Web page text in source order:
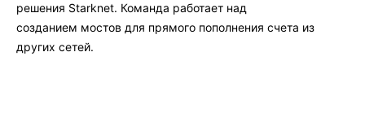
решения Starknet. Команда работает над
созданием мостов для прямого пополнения счета из
других сетей.